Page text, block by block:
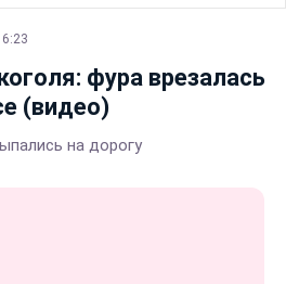
фура врезалась
(видео)
на дорогу